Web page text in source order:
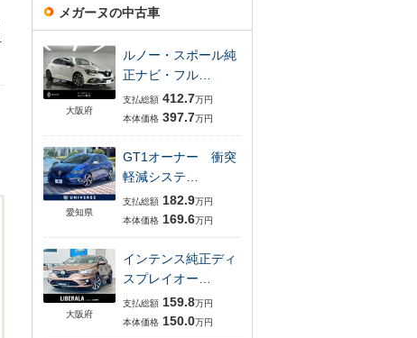
メガーヌの中古車
大阪府
ルノー・スポール純
正ナビ・フル…
支払総額 412.7万円
本体価格 397.7万円
愛知県
GT1オーナー 衝突
軽減システ…
支払総額 182.9万円
本体価格 169.6万円
大阪府
インテンス純正ディ
スプレイオー…
支払総額 159.8万円
本体価格 150.0万円